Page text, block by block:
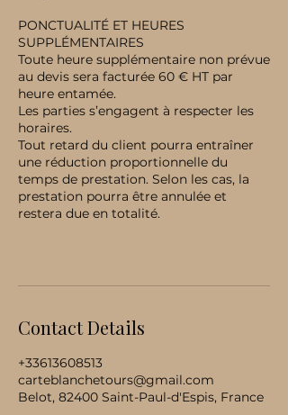
PONCTUALITÉ ET HEURES
SUPPLÉMENTAIRES
Toute heure supplémentaire non prévue
au devis sera facturée 60 € HT par
heure entamée.
Les parties s’engagent à respecter les
horaires.
Tout retard du client pourra entraîner
une réduction proportionnelle du
temps de prestation. Selon les cas, la
prestation pourra être annulée et
restera due en totalité.
Contact Details
+33613608513
carteblanchetours@gmail.com
Belot, 82400 Saint-Paul-d'Espis, France